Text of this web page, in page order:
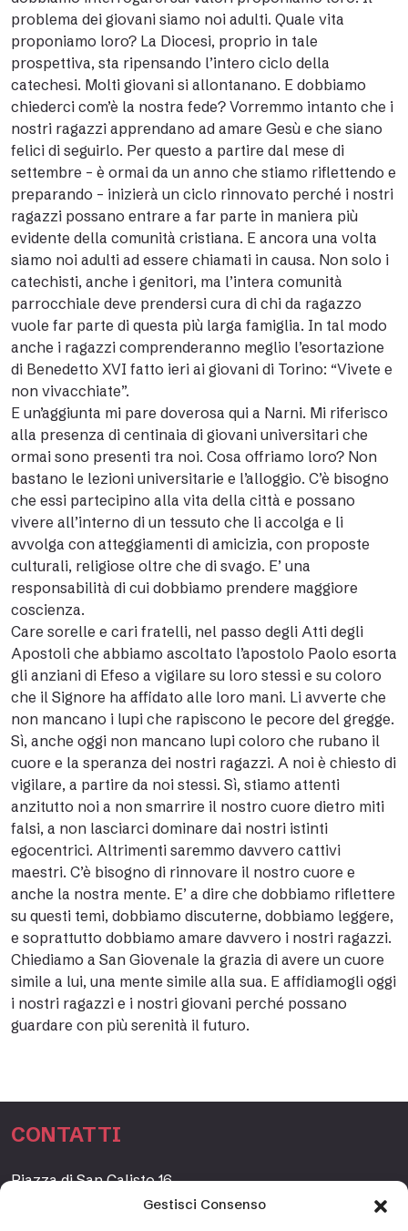
Gestisci Consenso
problema dei giovani siamo noi adulti. Quale vita
proponiamo loro? La Diocesi, proprio in tale
prospettiva, sta ripensando l’intero ciclo della
catechesi. Molti giovani si allontanano. E dobbiamo
chiederci com’è la nostra fede? Vorremmo intanto che i
nostri ragazzi apprendano ad amare Gesù e che siano
felici di seguirlo. Per questo a partire dal mese di
settembre – è ormai da un anno che stiamo riflettendo e
preparando – inizierà un ciclo rinnovato perché i nostri
ragazzi possano entrare a far parte in maniera più
evidente della comunità cristiana. E ancora una volta
siamo noi adulti ad essere chiamati in causa. Non solo i
catechisti, anche i genitori, ma l’intera comunità
parrocchiale deve prendersi cura di chi da ragazzo
vuole far parte di questa più larga famiglia. In tal modo
anche i ragazzi comprenderanno meglio l’esortazione
di Benedetto XVI fatto ieri ai giovani di Torino: “Vivete e
non vivacchiate”.
E un’aggiunta mi pare doverosa qui a Narni. Mi riferisco
alla presenza di centinaia di giovani universitari che
ormai sono presenti tra noi. Cosa offriamo loro? Non
bastano le lezioni universitarie e l’alloggio. C’è bisogno
che essi partecipino alla vita della città e possano
vivere all’interno di un tessuto che li accolga e li
avvolga con atteggiamenti di amicizia, con proposte
culturali, religiose oltre che di svago. E’ una
responsabilità di cui dobbiamo prendere maggiore
coscienza.
Care sorelle e cari fratelli, nel passo degli Atti degli
Apostoli che abbiamo ascoltato l’apostolo Paolo esorta
gli anziani di Efeso a vigilare su loro stessi e su coloro
che il Signore ha affidato alle loro mani. Li avverte che
non mancano i lupi che rapiscono le pecore del gregge.
Sì, anche oggi non mancano lupi coloro che rubano il
cuore e la speranza dei nostri ragazzi. A noi è chiesto di
vigilare, a partire da noi stessi. Sì, stiamo attenti
anzitutto noi a non smarrire il nostro cuore dietro miti
falsi, a non lasciarci dominare dai nostri istinti
egocentrici. Altrimenti saremmo davvero cattivi
maestri. C’è bisogno di rinnovare il nostro cuore e
anche la nostra mente. E’ a dire che dobbiamo riflettere
su questi temi, dobbiamo discuterne, dobbiamo leggere,
e soprattutto dobbiamo amare davvero i nostri ragazzi.
Chiediamo a San Giovenale la grazia di avere un cuore
simile a lui, una mente simile alla sua. E affidiamogli oggi
i nostri ragazzi e i nostri giovani perché possano
guardare con più serenità il futuro.
CONTATTI
Piazza di San Calisto 16,